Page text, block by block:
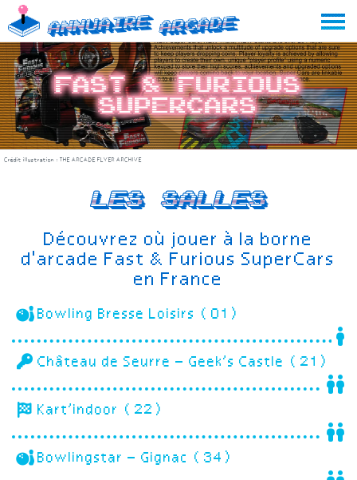
Skip
to
content
Annuaire Arcade
Crédit illustration : THE ARCADE FLYER ARCHIVE
Fast & Furious
SuperCars
Les salles
Découvrez où jouer à la borne
d'arcade Fast & Furious SuperCars
en France
Bowling Bresse Loisirs (01)
Château de Seurre – Geek’s Castle (21)
Kart’indoor (22)
Bowlingstar – Gignac (34)